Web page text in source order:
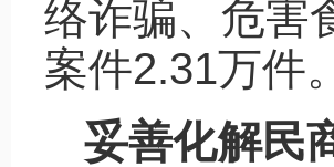
络诈骗、危害
案件2.31万件。
妥善化解民